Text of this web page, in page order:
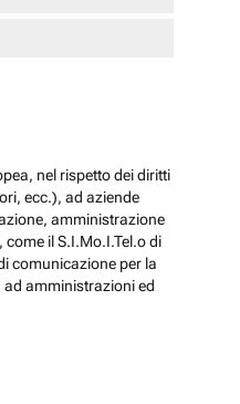
nel rispetto dei diritti
ecc.), ad aziende
amministrazione
il S.I.Mo.I.Tel.o di
comunicazione per la
ad amministrazioni ed